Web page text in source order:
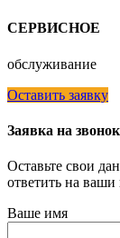
СЕРВИСНОЕ
обслуживание
Оставить заявку
Заявка на звонок
Оставьте свои
ответить на
Ваше имя